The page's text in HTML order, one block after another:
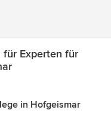
Experten für
in Hofgeismar